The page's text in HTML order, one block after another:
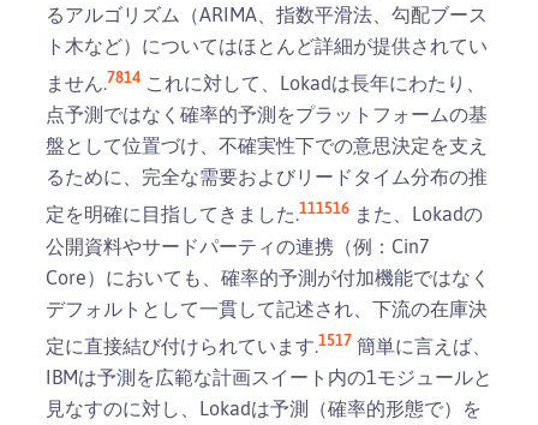
るアルゴリズム（ARIMA、指数平滑法、勾配ブース
ト木など）についてはほとんど詳細が提供されてい
ません.7814 これに対して、Lokadは長年にわたり、
点予測ではなく確率的予測をプラットフォームの基
盤として位置づけ、不確実性下での意思決定を支え
るために、完全な需要およびリードタイム分布の推
定を明確に目指してきました.111516 また、Lokadの
公開資料やサードパーティの連携（例：Cin7
Core）においても、確率的予測が付加機能ではなく
デフォルトとして一貫して記述され、下流の在庫決
定に直接結び付けられています.1517 簡単に言えば、
IBMは予測を広範な計画スイート内の1モジュールと
見なすのに対し、Lokadは予測（確率的形態で）を